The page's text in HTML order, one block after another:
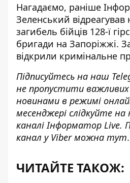
Нагадаємо, раніше
Зеленський відреагував
загибель бійців 128-ї
бригади на Запоріжжі.
відкрили кримінальне
Підписуйтесь на наш
не пропустити
новинами в режимі
месенджері слідкуйте
каналіІнформатор Live.
канал у Viber можна тут.
ЧИТАЙТЕ ТАКОЖ: